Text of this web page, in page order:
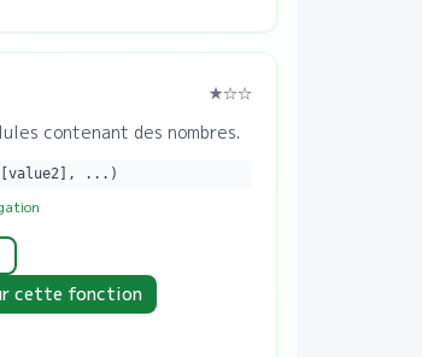
★☆☆
contenant des nombres.
[value2], ...)
cette fonction